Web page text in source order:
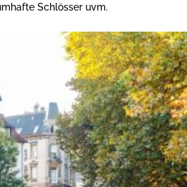
Schlösser uvm.